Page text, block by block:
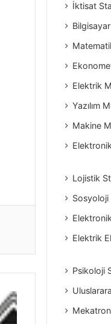
İktisat
Elektrik
Yazılım
Makine
Lojistik
Sosyoloji
Elektrik
Psikoloji